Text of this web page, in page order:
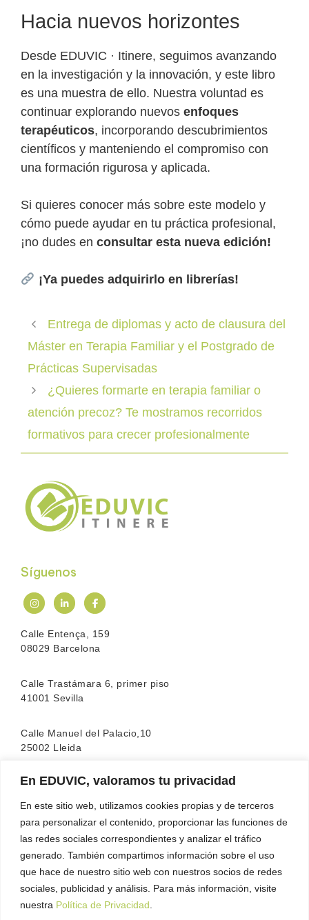
En EDUVIC, valoramos tu privacidad
En este sitio web, utilizamos cookies propias y de terceros
para personalizar el contenido, proporcionar las funciones de
las redes sociales correspondientes y analizar el tráfico
generado. También compartimos información sobre el uso
que hace de nuestro sitio web con nuestros socios de redes
sociales, publicidad y análisis. Para más información, visite
nuestra Política de Privacidad
Hacia nuevos horizontes
Desde EDUVIC · Itinere, seguimos avanzando
en la investigación y la innovación, y este libro
es una muestra de ello. Nuestra voluntad es
continuar explorando nuevos enfoques
terapéuticos, incorporando descubrimientos
científicos y manteniendo el compromiso con
una formación rigurosa y aplicada.
Si quieres conocer más sobre este modelo y
cómo puede ayudar en tu práctica profesional,
¡no dudes en consultar esta nueva edición!
¡Ya puedes adquirirlo en librerías!
Entrega de diplomas y acto de clausura del
Máster en Terapia Familiar y el Postgrado de
Prácticas Supervisadas
¿Quieres formarte en terapia familiar o
atención precoz? Te mostramos recorridos
formativos para crecer profesionalmente
Síguenos
Calle Entença, 159
08029 Barcelona
Calle Trastámara 6, primer piso
41001 Sevilla
Calle Manuel del Palacio,10
25002 Lleida
La escuela cuenta con la acreditación de laFEATF
Familiar)